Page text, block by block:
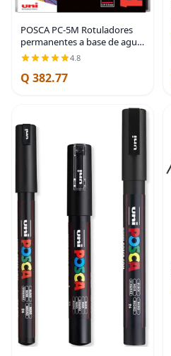
POSCA PC-5M Rotuladores
permanentes a base de agua,
punta media prémium para
artes y manualidades, juego
de 16 colores vibrantes
4.8
Q 382.77